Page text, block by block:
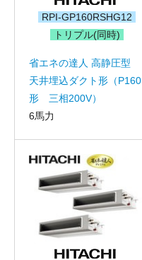
RPI-GP160RSHG12
トリプル(同時)
省エネの達人 高静圧型
天井埋込ダクト形（P160
形 三相200V）
6馬力
メールアドレス
お問合せ内容